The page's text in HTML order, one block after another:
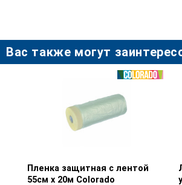
Вас также могут
Просмотр товара
Пленка защитная с лентой
55см х 20м Colorado